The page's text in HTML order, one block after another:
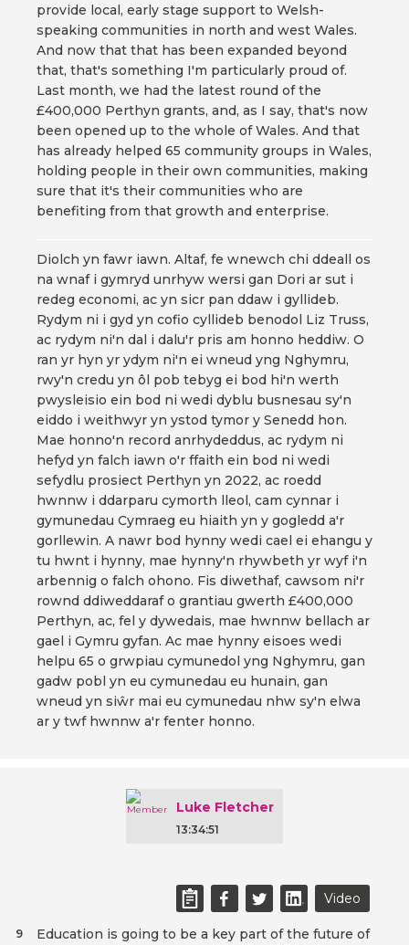
provide local, early stage support to Welsh-
speaking communities in north and west Wales.
And now that that has been expanded beyond
that, that's something I'm particularly proud of.
Last month, we had the latest round of the
£400,000 Perthyn grants, and, as I say, that's now
been opened up to the whole of Wales. And that
has already helped 65 community groups in Wales,
holding people in their own communities, making
sure that it's their communities who are
benefiting from that growth and enterprise.
Diolch yn fawr iawn. Altaf, fe wnewch chi ddeall os
na wnaf i gymryd unrhyw wersi gan Dori ar sut i
redeg economi, ac yn sicr pan ddaw i gyllideb.
Rydym ni i gyd yn cofio cyllideb benodol Liz Truss,
ac rydym ni'n dal i dalu'r pris am honno heddiw. O
ran yr hyn yr ydym ni'n ei wneud yng Nghymru,
rwy'n credu yn ôl pob tebyg ei bod hi'n werth
pwysleisio ein bod ni wedi dyblu busnesau sy'n
eiddo i weithwyr yn ystod tymor y Senedd hon.
Mae honno'n record anrhydeddus, ac rydym ni
hefyd yn falch iawn o'r ffaith ein bod ni wedi
sefydlu prosiect Perthyn yn 2022, ac roedd
hwnnw i ddarparu cymorth lleol, cam cynnar i
gymunedau Cymraeg eu hiaith yn y gogledd a'r
gorllewin. A nawr bod hynny wedi cael ei ehangu y
tu hwnt i hynny, mae hynny'n rhywbeth yr wyf i'n
arbennig o falch ohono. Fis diwethaf, cawsom ni'r
rownd ddiweddaraf o grantiau gwerth £400,000
Perthyn, ac, fel y dywedais, mae hwnnw bellach ar
gael i Gymru gyfan. Ac mae hynny eisoes wedi
helpu 65 o grwpiau cymunedol yng Nghymru, gan
gadw pobl yn eu cymunedau eu hunain, gan
wneud yn siŵr mai eu cymunedau nhw sy'n elwa
ar y twf hwnnw a'r fenter honno.
Luke Fletcher
13:34:51
Video
Education is going to be a key part of the future of
9